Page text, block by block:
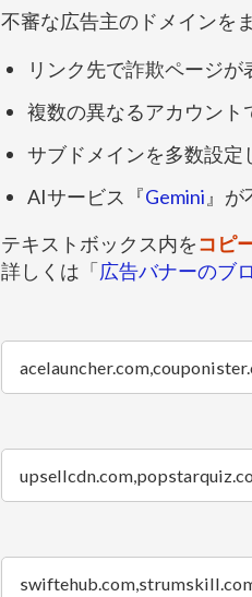
不審な広告主のドメインを
リンク先で詐欺ページが
複数の異なるアカウント
サブドメインを多数設定
AIサービス『Gemini 』
テキストボックス内をコピ
詳しくは「広告バナーのブ